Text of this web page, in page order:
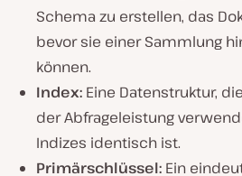
Schema zu erstellen, das
bevor sie einer Sammlung
können.
Index: Eine Datenstruktur,
der Abfrageleistung
Indizes identisch ist.
Primärschlüssel: Ein